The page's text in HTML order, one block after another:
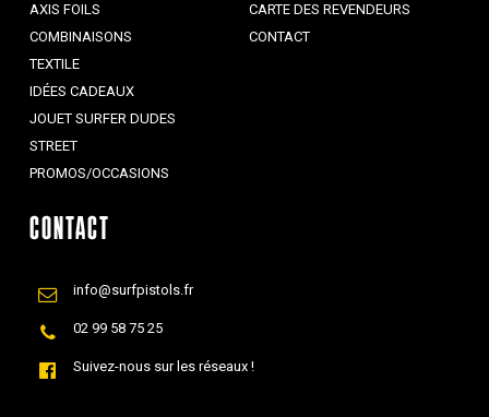
AXIS FOILS
COMBINAISONS
TEXTILE
IDÉES CADEAUX
JOUET SURFER DUDES
STREET
PROMOS/OCCASIONS
CARTE DES REVENDEURS
CONTACT
CONTACT
info@surfpistols.fr
02 99 58 75 25
Suivez-nous sur les réseaux !